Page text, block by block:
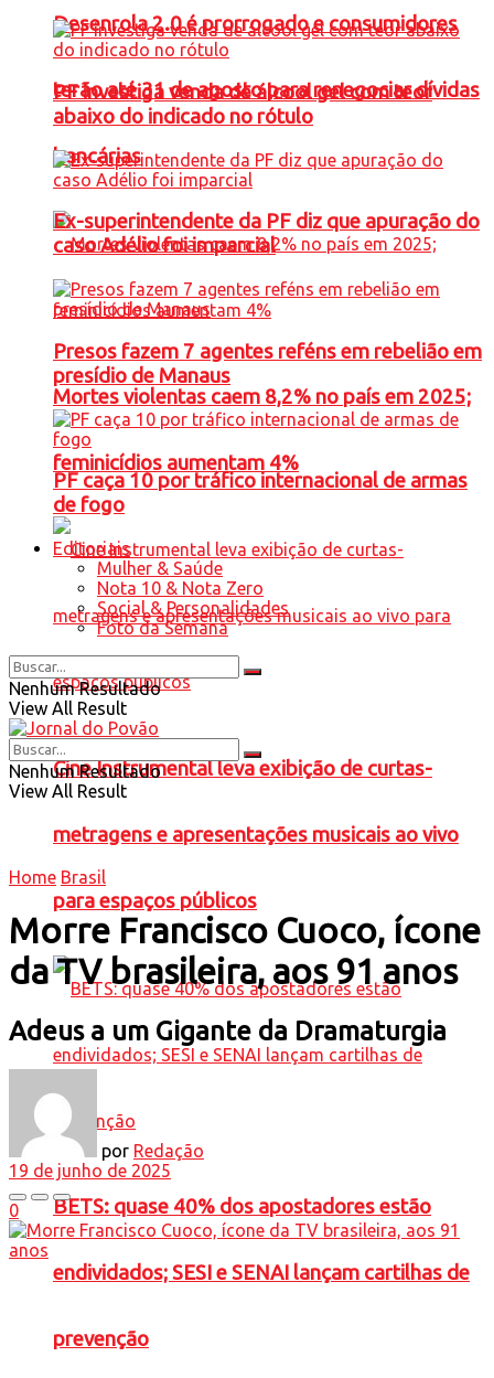
Desenrola 2.0 é prorrogado e consumidores
terão até 31 de agosto para renegociar dívidas
bancárias
Mortes violentas caem 8,2% no país em 2025;
feminicídios aumentam 4%
Cine Instrumental leva exibição de curtas-
metragens e apresentações musicais ao vivo
para espaços públicos
BETS: quase 40% dos apostadores estão
endividados; SESI e SENAI lançam cartilhas de
prevenção
PF investiga venda de álcool gel com teor
abaixo do indicado no rótulo
Ex-superintendente da PF diz que apuração do
caso Adélio foi imparcial
Presos fazem 7 agentes reféns em rebelião em
presídio de Manaus
PF caça 10 por tráfico internacional de armas
de fogo
Editoriais
Mulher & Saúde
Nota 10 & Nota Zero
Social & Personalidades
Foto da Semana
Nenhum Resultado
View All Result
Nenhum Resultado
View All Result
Home Brasil
Morre Francisco Cuoco, ícone
da TV brasileira, aos 91 anos
Adeus a um Gigante da Dramaturgia
por Redação
19 de junho de 2025
0